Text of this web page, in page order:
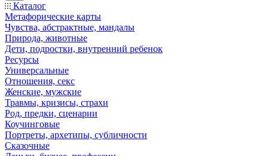
Каталог
Mетафорические карты
Чувства, абстрактные, мандалы
Природа, животные
Дети, подростки, внутренний ребенок
Ресурсы
Универсальные
Отношения, секс
Женские, мужские
Травмы, кризисы, страхи
Род, предки, сценарии
Коучинговые
Портреты, архетипы, субличности
Сказочные